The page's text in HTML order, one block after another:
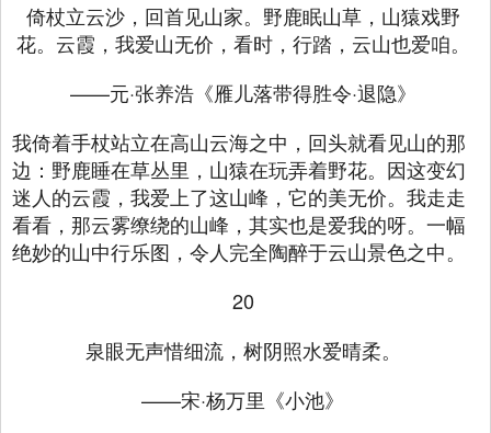
倚杖立云沙，回首见山家。野鹿眠山草，山猿戏野
花。云霞，我爱山无价，看时，行踏，云山也爱咱。
——元·张养浩《雁儿落带得胜令·退隐》
我倚着手杖站立在高山云海之中，回头就看见山的那
边：野鹿睡在草丛里，山猿在玩弄着野花。因这变幻
迷人的云霞，我爱上了这山峰，它的美无价。我走走
看看，那云雾缭绕的山峰，其实也是爱我的呀。一幅
绝妙的山中行乐图，令人完全陶醉于云山景色之中。
20
泉眼无声惜细流，树阴照水爱晴柔。
——宋·杨万里《小池》